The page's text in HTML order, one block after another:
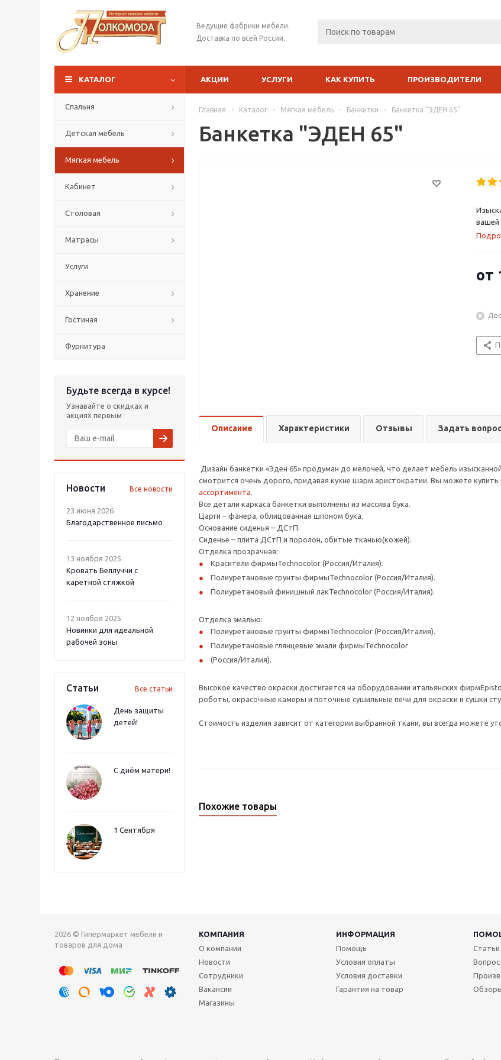
Ведущие фабрики мебели.
Доставка по всей России.
КАТАЛОГ АКЦИИ УСЛУГИ КАК КУПИТЬ ПРОИЗВОДИТЕЛИ
Спальня
Детская мебель
Мягкая мебель
Кабинет
Столовая
Матрасы
Услуги
Хранение
Гостиная
Фурнитура
Будьте всегда в курсе!
Узнавайте о скидках и
акциях первым
Новости Все новости
23 июня 2026
Благодарственное письмо
13 ноября 2025
Кровать Беллуччи с
каретной стяжкой
12 ноября 2025
Новинки для идеальной
рабочей зоны
Статьи Все статьи
День защиты
детей!
С днём матери!
1 Сентября
Главная - Каталог - Мягкая мебель - Банкетки - Банкетка "ЭДЕН 65"
Банкетка "ЭДЕН 65"
вашей
от
Описание Характеристики Отзывы Задать вопрос
Дизайн банкетки «Эден 65» продуман до мелочей, что делает мебель
смотрится очень дорого, придавая кухне шарм аристократии. Вы можете купить
ассортимента.
Все детали каркаса банкетки выполнены из массива бука.
Царги – фанера, облицованная шпоном бука.
Основание сиденья – ДСтП.
Сиденье – плита ДСтП и поролон, обитые тканью(кожей).
Отделка прозрачная:
Красители фирмыTechnocolor (Россия/Италия).
Полиуретановые грунты фирмыTechnocolor (Россия/Италия).
Полиуретановый финишный лакTechnocolor (Россия/Италия).
Отделка эмалью:
Полиуретановые грунты фирмыTechnocolor (Россия/Италия).
Полиуретановые глянцевые эмали фирмыTechnocolor
(Россия/Италия).
Высокое качество окраски достигается на оборудовании итальянских
роботы, окрасочные камеры и поточные сушильные печи для окраски и сушки
Стоимость изделия зависит от категории выбранной ткани, вы всегда можете
Похожие товары
2026 © Гипермаркет мебели и
товаров для дома
КОМПАНИЯ ИНФОРМАЦИЯ
О компании
Новости
Сотрудники
Вакансии
Магазины
Помощь
Условия оплаты
Условия доставки
Гарантия на товар
Статьи